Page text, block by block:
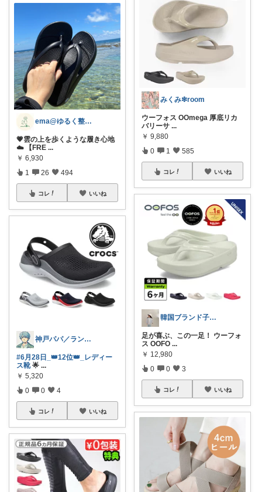
ema@ゆるく整う暮らし
💗雲の上を歩くような履き心地
☁️ 【FRE ...
￥ 6,930
1 26 494
コレ いいね
神戸パパ／ランキング＆レビュー毎日掲載
#6月28日_👑12位👑_レディー
ス靴🌟 ...
￥ 5,320
0 0 4
コレ いいね
みくみ❇room
ウーフォス OOmega 厚底リカ
バリーサ ...
￥ 9,880
0 1 585
コレ いいね
韓国ブランド子供服オーナーnatsumi
足が喜ぶ、この一足！ ウーフォ
ス OOFO ...
￥ 12,980
0 0 3
コレ いいね